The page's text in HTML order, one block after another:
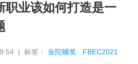
职业该如何打造是一
| 标签：金陀螺奖 FBEC2021